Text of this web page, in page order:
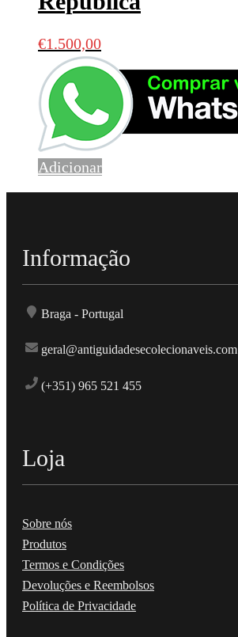
€1.500,00
Adicionar
Informação
Braga - Portugal
geral@antiguidadesecolecionaveis.com
(+351) 965 521 455
Loja
Sobre nós
Produtos
Termos e Condições
Devoluções e Reembolsos
Política de Privacidade